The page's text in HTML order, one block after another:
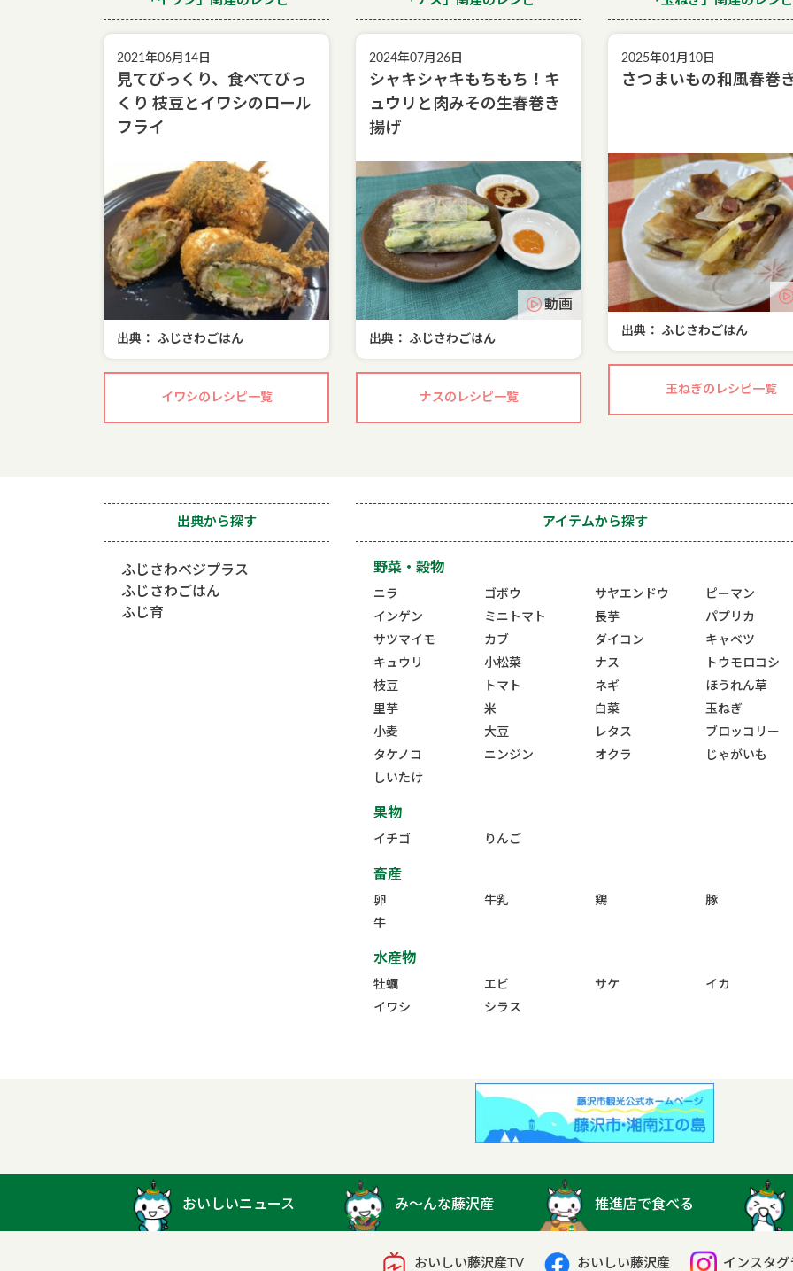
2021年06月14日
見てびっくり、食べてびっ
くり 枝豆とイワシのロール
フライ
出典： ふじさわごはん
イワシのレシピ一覧
2024年07月26日
シャキシャキもちもち！キ
ュウリと肉みその生春巻き
揚げ
動画
出典： ふじさわごはん
ナスのレシピ一覧
2025年01月10日
さつまいもの和風春巻
出典： ふじさわごはん
玉ねぎのレシピ一覧
出典から探す
ふじさわベジプラス
ふじさわごはん
ふじ育
アイテムから探す
野菜・穀物
ニラ ゴボウ サヤエンドウ
ピーマン
インゲン
ミニトマト 長芋
パプリカ
サツマイモ
カブ ダイコン
キャベツ
キュウリ
小松菜 ナス
トウモロコシ
枝豆
トマト ネギ
ほうれん草
里芋
米 白菜
玉ねぎ
小麦
大豆 レタス
ブロッコリー
タケノコ
ニンジン オクラ
じゃがいも
しいたけ
果物
イチゴ りんご
畜産
卵 牛乳 鶏
豚
牛
水産物
牡蠣 エビ サケ
イカ
イワシ
シラス
おいしいニュース み〜んな藤沢産 推進店で食べる
おいしい藤沢産TV おいしい藤沢産 インスタグ